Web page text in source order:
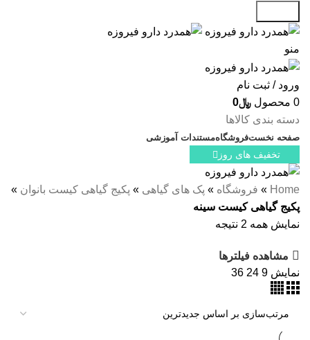
منو
ورود / ثبت نام
0 محصول ﷼0
دسته بندی کالاها
صفحه نخستفروشگاهمستندات آموزشی
تخفیف های روز
Home
» فروشگاه » پک های گیاهی » پکیج گیاهی کیست بانوان »
پکیج گیاهی کیست سینه
نمایش همه 2 نتیجه
مشاهده فیلترها
نمایش 9
24
36